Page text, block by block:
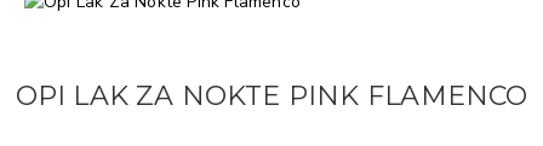
OPI LAK ZA NOKTE PINK FLAMENCO